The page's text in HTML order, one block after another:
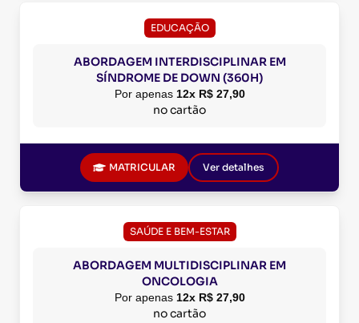
EDUCAÇÃO
ABORDAGEM INTERDISCIPLINAR EM
SÍNDROME DE DOWN (360H)
Por apenas 12x R$ 27,90
no cartão
MATRICULAR Ver detalhes
SAÚDE E BEM-ESTAR
ABORDAGEM MULTIDISCIPLINAR EM
ONCOLOGIA
Por apenas 12x R$ 27,90
no cartão